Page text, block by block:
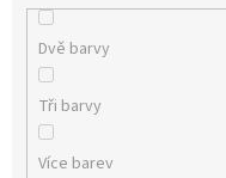
Dvě barvy
Tři barvy
Více barev